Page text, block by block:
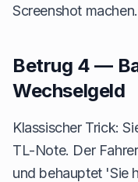
Screenshot
Betrug 4 —
Wechselgeld
Klassischer Trick:
TL-Note. Der
und behauptet 'Sie